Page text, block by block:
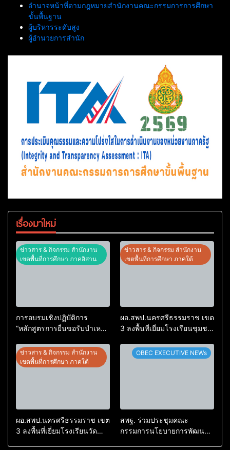
อำนาจหน้าที่ตามกฎหมายสำนักงานคณะกรรมการการศึกษา
ขั้นพื้นฐาน
ผู้บริหารระดับสูง
ผู้อำนวยการสำนัก
เรื่องมาใหม่
ข่าวสาร & กิจกรรม สำนักงาน
เขตพื้นที่การศึกษา ภาคอิสาน
การอบรมเชิงปฏิบัติการ
“หลักสูตรการยื่นขอรับบำเหน็จ
อิเล็กทรอนิกส์”
ข่าวสาร & กิจกรรม สำนักงาน
เขตพื้นที่การศึกษา ภาคใต้
ผอ.สพป.นครศรีธรรมราช เขต
3 ลงพื้นที่เยี่ยมโรงเรียนชุมชน
ข่าวสาร & กิจกรรม สำนักงาน
เขตพื้นที่การศึกษา ภาคใต้
ผอ.สพป.นครศรีธรรมราช เขต
3 ลงพื้นที่เยี่ยมโรงเรียนวัด
OBEC EXECUTIVE NEWs
สพฐ. ร่วมประชุมคณะ
กรรมการนโยบายการพัฒนา